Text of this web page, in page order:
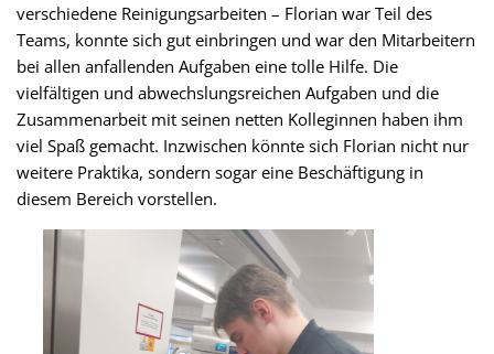
verschiedene Reinigungsarbeiten – Florian war Teil des
Teams, konnte sich gut einbringen und war den Mitarbeitern
bei allen anfallenden Aufgaben eine tolle Hilfe. Die
vielfältigen und abwechslungsreichen Aufgaben und die
Zusammenarbeit mit seinen netten Kolleginnen haben ihm
viel Spaß gemacht. Inzwischen könnte sich Florian nicht nur
weitere Praktika, sondern sogar eine Beschäftigung in
diesem Bereich vorstellen.